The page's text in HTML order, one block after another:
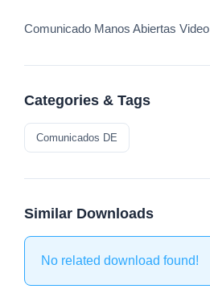
Comunicado Manos Abiertas Video
Categories & Tags
Comunicados DE
Similar Downloads
No related download found!